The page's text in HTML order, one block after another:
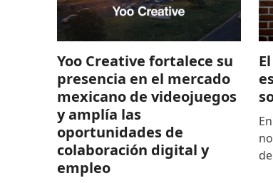
Yoo Creative fortalece su
presencia en el mercado
mexicano de videojuegos
y amplía las
oportunidades de
colaboración digital y
empleo